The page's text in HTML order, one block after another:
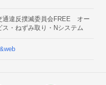
】
員(ユーザー)による情報網
からあなたは一人ではあり
通違反撲滅委員会FREE オー
ス・ねずみ取り・Nシステム